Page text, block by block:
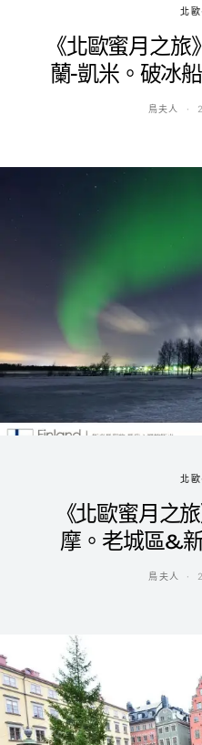
北
《北歐蜜月之
蘭-凱米。破冰
鳥夫人
北
《北歐蜜月之
摩。老城區&
鳥夫人